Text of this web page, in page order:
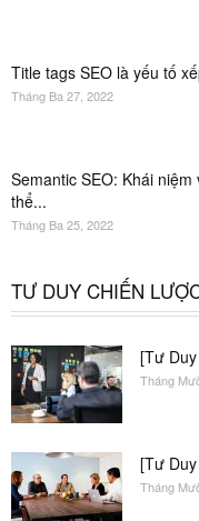
Title tags SEO là yếu tố
Tháng Ba 27, 2022
Semantic SEO: Khái
thể...
Tháng Ba 25, 2022
TƯ DUY CHIẾN
[Tư
Tháng
[Tư
Tháng